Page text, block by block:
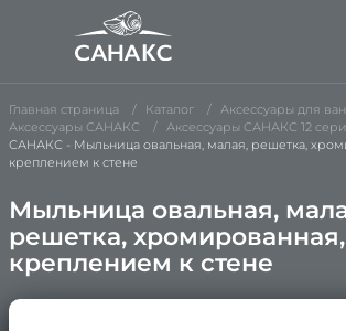
Главная страница Каталог
Аксессуары для
Аксессуары САНАКС
Аксессуары САНАКС 12
САНАКС - Мыльница овальная, малая, решетка,
креплением к стене
Мыльница овальная,
решетка,
креплением к стене